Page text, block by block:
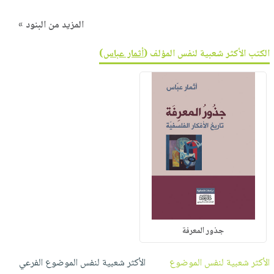
المزيد من البنود »
الكتب الأكثر شعبية لنفس المؤلف (أثمار عباس)
جذور المعرفة
الأكثر شعبية لنفس الموضوع الأكثر شعبية لنفس الموضوع الفرعي